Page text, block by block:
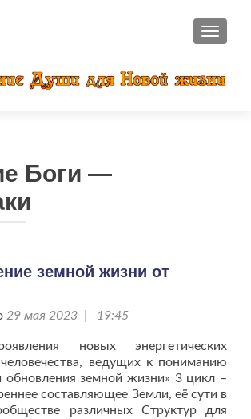
Боги —
земной жизни от
29 мая 2023 | 19:45
новых энергетических
ведущих к пониманию
обновления земной жизни» 3 цикл –
составляющее Земли, её сути в
различных Структур для